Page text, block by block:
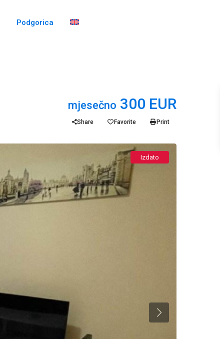
Podgorica
mjesečno 300 EUR
Share Favorite Print
Izdato
Previous